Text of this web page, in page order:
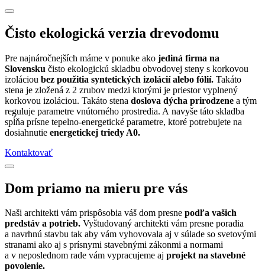
Čisto ekologická verzia drevodomu
Pre najnáročnejších máme v ponuke ako jediná firma na
Slovensku čisto ekologickú skladbu obvodovej steny s korkovou
izoláciou bez použitia syntetických izolácií alebo fólií. Takáto
stena je zložená z 2 zrubov medzi ktorými je priestor vyplnený
korkovou izoláciou. Takáto stena doslova dýcha prirodzene a tým
reguluje parametre vnútorného prostredia. A navyše táto skladba
spĺňa prísne tepelno-energetické parametre, ktoré potrebujete na
dosiahnutie energetickej triedy A0.
Kontaktovať
Dom priamo na mieru pre vás
Naši architekti vám prispôsobia váš dom presne podľa vašich
predstáv a potrieb. Vyštudovaný architekti vám presne poradia
a navrhnú stavbu tak aby vám vyhovovala aj v súlade so svetovými
stranami ako aj s prísnymi stavebnými zákonmi a normami
a v neposlednom rade vám vypracujeme aj projekt na stavebné
povolenie.